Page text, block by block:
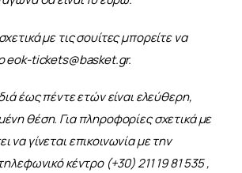
με τις σουίτες μπορείτε να
eok-tickets@basket.gr.
έως πέντε ετών είναι ελεύθερη,
θέση. Για πληροφορίες σχετικά με
γίνεται επικοινωνία με την
κέντρο (+30) 211 19 81 535 ,